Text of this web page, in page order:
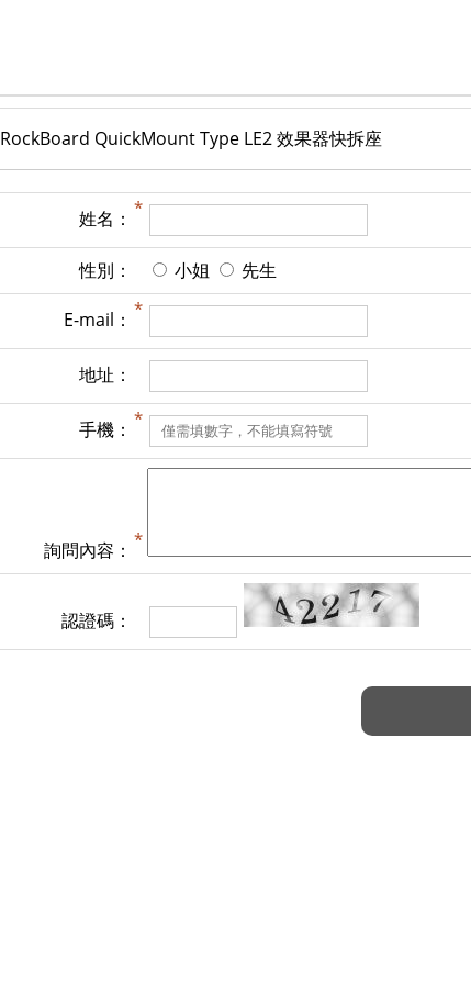
RockBoard QuickMount Type LE2 效果器快拆座
姓名：
性別： 小姐 先生
E-mail：
地址：
手機：
詢問內容：
認證碼：